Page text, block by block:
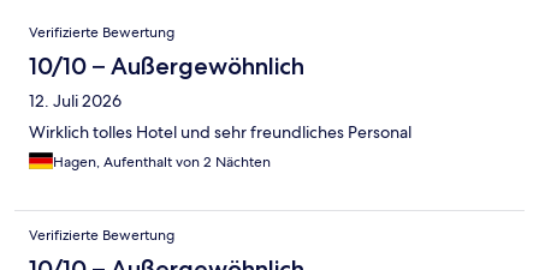
Bewertungen
Verifizierte Bewertung
10/10 – Außergewöhnlich
12. Juli 2026
Wirklich tolles Hotel und sehr freundliches Personal
Hagen, Aufenthalt von 2 Nächten
Verifizierte Bewertung